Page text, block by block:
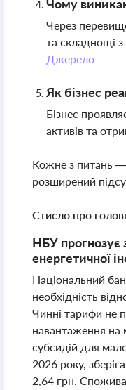
Чому
Через
та складнощі
Джерело
Як бізнес
Бізнес
активів та
Кожне з питань —
розширений
Стисло про
НБУ прогнозує
енергетичної
Національний
необхідність
Чинні тарифи не
навантаження на
субсидій для
2026 року,
2,64 грн.